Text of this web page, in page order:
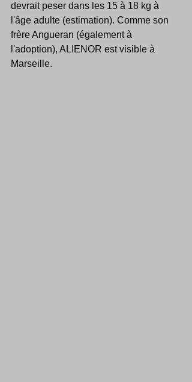
devrait peser dans les 15 à 18 kg à
l'âge adulte (estimation). Comme son
frère Angueran (également à
l'adoption), ALIENOR est visible à
Marseille.